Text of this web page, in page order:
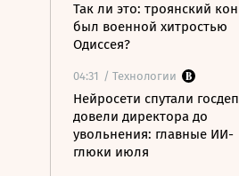
Так ли это: троянский
был военной хитростью
Одиссея?
04:31 / Технологии
Нейросети спутали
довели директора до
увольнения: главные ИИ-
глюки июля